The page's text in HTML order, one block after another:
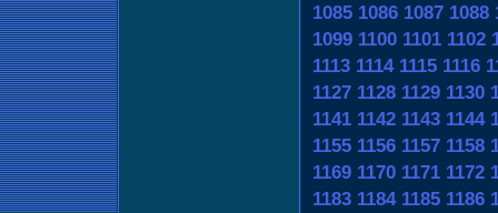
1085 1086 1087 1088
1099 1100 1101 1102
1113 1114 1115 1116
1127 1128 1129 1130
1141 1142 1143 1144
1155 1156 1157 1158
1169 1170 1171 1172
1183 1184 1185 1186